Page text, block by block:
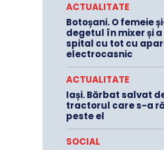
ACTUALITATE
Botoșani. O femeie
degetul în mixer și
spital cu tot cu
electrocasnic
ACTUALITATE
Iași. Bărbat salvat
tractorul care s-a
peste el
SOCIAL